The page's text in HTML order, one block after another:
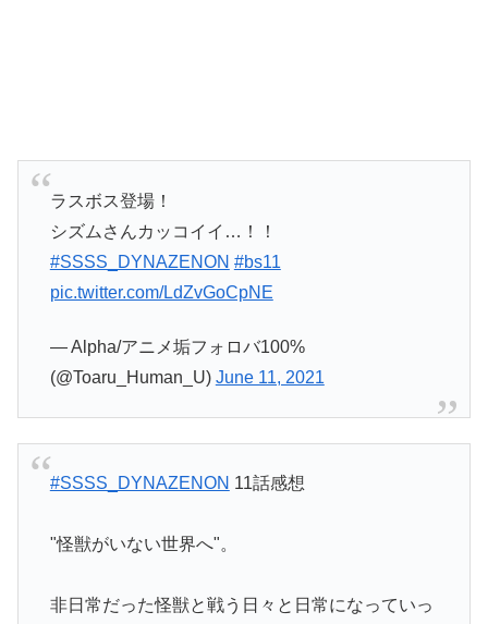
ラスボス登場！
シズムさんカッコイイ…！！
#SSSS_DYNAZENON #bs11
pic.twitter.com/LdZvGoCpNE
— Alpha/アニメ垢フォロバ100%
(@Toaru_Human_U) June 11, 2021
#SSSS_DYNAZENON 11話感想
"怪獣がいない世界へ"。
非日常だった怪獣と戦う日々と日常になっていっ